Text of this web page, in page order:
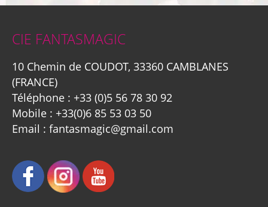
CIE FANTASMAGIC
10 Chemin de COUDOT, 33360 CAMBLANES
(FRANCE)
Téléphone : +33 (0)5 56 78 30 92
Mobile : +33(0)6 85 53 03 50
Email : fantasmagic@gmail.com